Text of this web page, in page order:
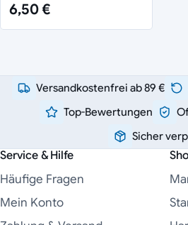
6,50 €
Versandkostenfrei ab 89 €
Top-Bewertungen
Sicher
Service & Hilfe
Häufige Fragen
Mein Konto